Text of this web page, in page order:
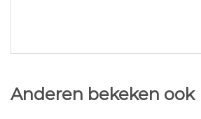
Anderen bekeken ook